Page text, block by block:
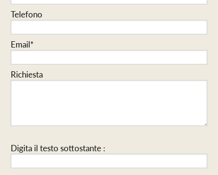
Telefono
Email*
Richiesta
Digita il testo sottostante :